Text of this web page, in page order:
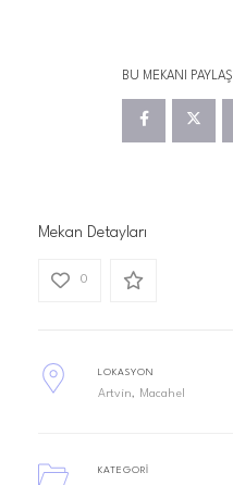
BU MEKANI PAYLAŞ
Mekan Detayları
0
LOKASYON
Artvin Macahel
KATEGORI